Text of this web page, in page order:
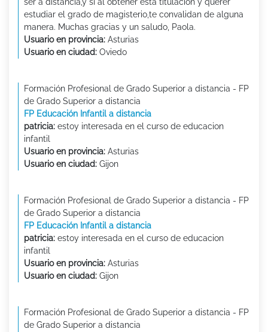
ser a distancia,y si al obtener esta titulación y querer
estudiar el grado de magisterio,te convalidan de alguna
manera. Muchas gracias y un saludo, Paola.
Usuario en provincia: Asturias
Usuario en ciudad: Oviedo
Formación Profesional de Grado Superior a distancia - FP
de Grado Superior a distancia
FP Educación Infantil a distancia
patricia: estoy interesada en el curso de educacion
infantil
Usuario en provincia: Asturias
Usuario en ciudad: Gijon
Formación Profesional de Grado Superior a distancia - FP
de Grado Superior a distancia
FP Educación Infantil a distancia
patricia: estoy interesada en el curso de educacion
infantil
Usuario en provincia: Asturias
Usuario en ciudad: Gijon
Formación Profesional de Grado Superior a distancia - FP
de Grado Superior a distancia